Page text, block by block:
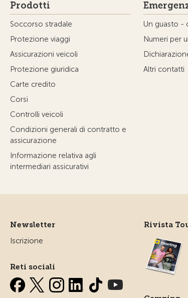
Prodotti
Soccorso stradale
Protezione viaggi
Assicurazioni veicoli
Protezione giuridica
Carte credito
Corsi
Controlli veicoli
Condizioni generali di contratto e
assicurazione
Informazione relativa agli
intermediari assicurativi
Un guasto -
Numeri per
Altri contatti
Newsletter
Iscrizione
Reti sociali
Rivista